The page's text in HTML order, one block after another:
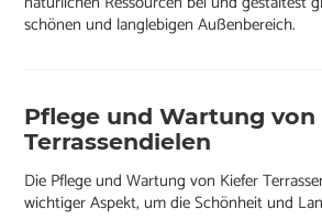
schönen und langlebigen Außenbereich.
Pflege und Wartung von
Terrassendielen
Die Pflege und Wartung von Kiefer
wichtiger Aspekt, um die Schönheit und